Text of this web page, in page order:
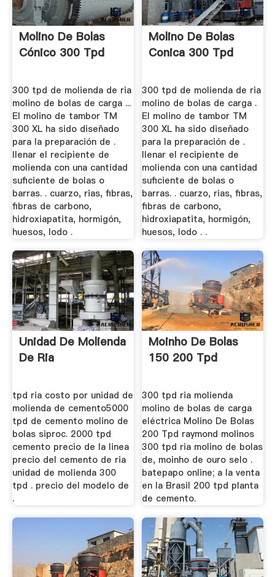
Molino De Bolas
Cónico 300 Tpd
300 tpd de molienda de ria
molino de bolas de carga ...
El molino de tambor TM
300 XL ha sido diseñado
para la preparación de .
llenar el recipiente de
molienda con una cantidad
suficiente de bolas o
barras. . cuarzo, rias, fibras,
fibras de carbono,
hidroxiapatita, hormigón,
huesos, lodo .
Molino De Bolas
Conica 300 Tpd
300 tpd de molienda de ria
molino de bolas de carga .
El molino de tambor TM
300 XL ha sido diseñado
para la preparación de .
llenar el recipiente de
molienda con una cantidad
suficiente de bolas o
barras. . cuarzo, rias, fibras,
fibras de carbono,
hidroxiapatita, hormigón,
huesos, lodo . .
Unidad De Molienda
De Ria
tpd ria costo por unidad de
molienda de cemento5000
tpd de cemento molino de
bolas siproc. 2000 tpd
cemento precio de la linea
precio del cemento de ria
unidad de molienda 300
tpd . precio del modelo de
.
Moinho De Bolas
150 200 Tpd
300 tpd ria molienda
molino de bolas de carga
eléctrica Molino De Bolas
200 Tpd raymond molinos
300 tpd ria molino de bolas
de, moinho de ouro selo .
batepapo online; a la venta
en la Brasil 200 tpd planta
de cemento.